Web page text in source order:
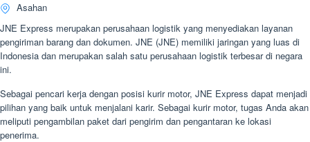
Asahan
JNE Express merupakan perusahaan logistik yang menyediakan layanan
pengiriman barang dan dokumen. JNE (JNE) memiliki jaringan yang luas di
Indonesia dan merupakan salah satu perusahaan logistik terbesar di negara
ini.
Sebagai pencari kerja dengan posisi kurir motor, JNE Express dapat menjadi
pilihan yang baik untuk menjalani karir. Sebagai kurir motor, tugas Anda akan
meliputi pengambilan paket dari pengirim dan pengantaran ke lokasi
penerima.